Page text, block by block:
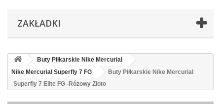
ZAKŁADKI
Buty Piłkarskie Nike Mercurial
Nike Mercurial Superfly 7 FG
Buty Piłkarskie Nike Mercurial
Superfly 7 Elite FG -Różowy Złoto